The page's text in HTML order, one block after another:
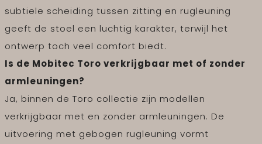
subtiele scheiding tussen zitting en rugleuning
geeft de stoel een luchtig karakter, terwijl het
ontwerp toch veel comfort biedt.
Is de Mobitec Toro verkrijgbaar met of zonder
armleuningen?
Ja, binnen de Toro collectie zijn modellen
verkrijgbaar met en zonder armleuningen. De
uitvoering met gebogen rugleuning vormt